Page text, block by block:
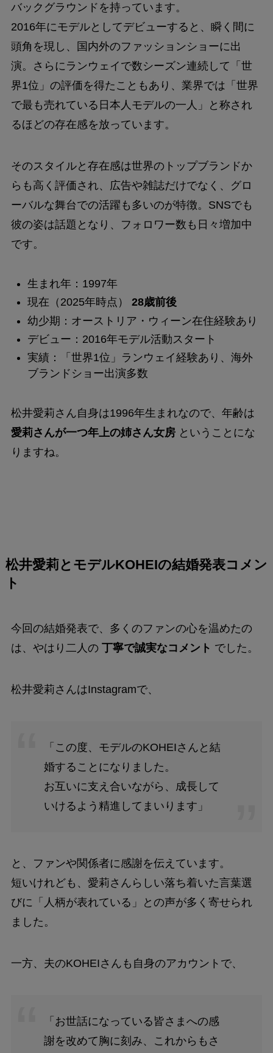
バックグラウンドを持っています。
2016年にモデルとしてデビューすると、瞬く間に
頭角を現し、国内外のファッションショーに出
演。さらにランウェイで数シーズン連続して「世
界1位」の評価を得たこともあり、業界では「世界
で最も売れている日本人モデルの一人」と称され
るほどの存在感を放っています。
そのスタイルと存在感は世界のトップブランドか
らも高く評価され、広告や雑誌だけでなく、グロ
ーバルな舞台での活躍も多いのが特徴。SNSでも
彼の姿は話題となり、フォロワー数も日々増加中
です。
生まれ年：1997年
現在（2025年時点） 28歳前後
幼少期：オーストリア・ウィーン在住経験あり
デビュー：2016年モデル活動スタート
実績：「世界1位」ランウェイ経験あり、海外
ブランドショー出演多数
松井愛莉さん自身は1996年生まれなので、年齢は
愛莉さんが一つ年上の姉さん女房ということにな
りますね。
松井愛莉とモデルKOHEIの結婚発表コメン
ト
今回の結婚発表で、多くのファンの心を温めたの
は、やはり二人の 丁寧で誠実なコメント でした。
松井愛莉さんはInstagramで、
「この度、モデルのKOHEIさんと結
婚することになりました。
お互いに支え合いながら、成長して
いけるよう精進してまいります」
と、ファンや関係者に感謝を伝えています。
短いけれども、愛莉さんらしい落ち着いた言葉選
びに「人柄が表れている」との声が多く寄せられ
ました。
一方、夫のKOHEIさんも自身のアカウントで、
「お世話になっている皆さまへの感
謝を改めて胸に刻み、これからもさ